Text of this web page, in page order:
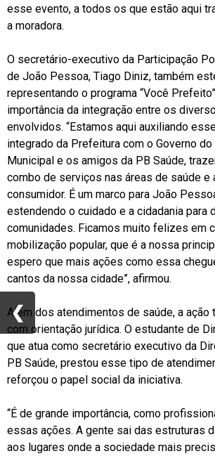
esse evento, a todos os que estão aqui
a moradora.
O secretário-executivo da Participação
de João Pessoa, Tiago Diniz, também
representando o programa “Você
importância da integração entre os
envolvidos. “Estamos aqui auxiliando
integrado da Prefeitura com o Governo
Municipal e os amigos da PB Saúde,
combo de serviços nas áreas de saúde e
consumidor. É um marco para João
estendendo o cuidado e a cidadania para
comunidades. Ficamos muito felizes em
mobilização popular, que é a nossa
espero que mais ações como essa
cantos da nossa cidade”, afirmou.
Além dos atendimentos de saúde, a ação
com orientação jurídica. O estudante de
que atua como secretário executivo da
PB Saúde, prestou esse tipo de
reforçou o papel social da iniciativa.
“É de grande importância, como
essas ações. A gente sai das estruturas
aos lugares onde a sociedade mais
❮
❮